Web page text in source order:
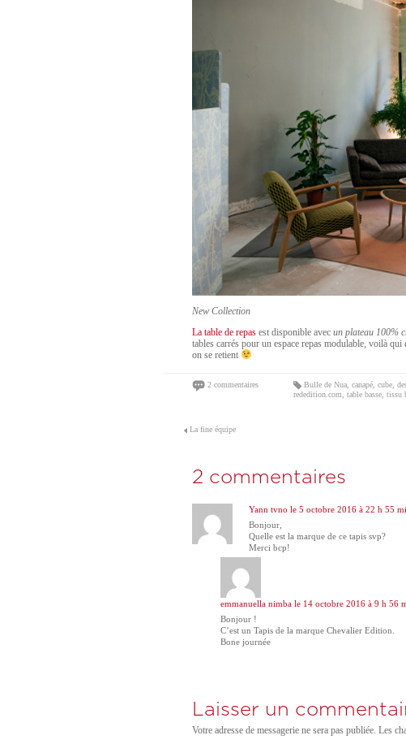
New Collection
La table de repas est disponible avec un plateau 100%
tables carrés pour un espace repas modulable, voilà
on se retient
2 commentaires Bulle de Nua canapé cube
rededition.com, table basse, tissu
La fine équipe
2 commentaires
Yann tvno le 5 octobre 2016 à 22 h 55
Bonjour,
Quelle est la marque de ce tapis svp?
Merci bcp!
emmanuella nimba le 14 octobre 2016 à 9 h 56
Bonjour !
C’est un Tapis de la marque Chevalier Edition.
Bone journée
Laisser un
Votre adresse de messagerie ne sera pas publiée. Les